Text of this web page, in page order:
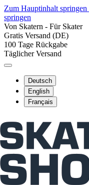
Zum Hauptinhalt springen
springen
Von Skatern - Für Skater
Gratis Versand (DE)
100 Tage Rückgabe
Täglicher Versand
Deutsch
English
Français